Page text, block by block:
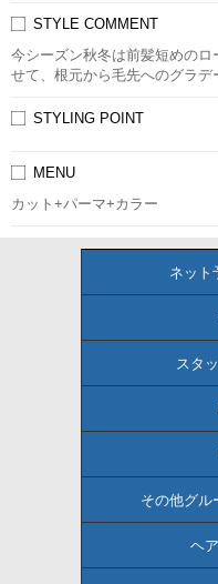
STYLE COMMENT
今シーズン秋冬は前髪短めの
せて、根元から毛先へのグラデ
STYLING POINT
MENU
カット+パーマ+カラー
ネット
スタ
その他グル
ヘ